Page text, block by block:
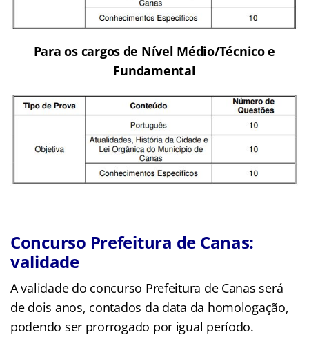
Para os cargos de Nível Médio/Técnico e
Fundamental
Concurso Prefeitura de Canas:
validade
A validade do concurso Prefeitura de Canas será
de dois anos, contados da data da homologação,
podendo ser prorrogado por igual período.